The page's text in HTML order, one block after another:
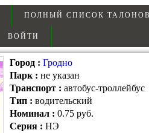
ПОЛНЫЙ СПИСОК
ВОЙТИ
Город : Гродно
Парк : не указан
Транспорт : автобус-троллейбус
Тип : водительский
Номинал : 0.75 руб.
Серия : НЭ